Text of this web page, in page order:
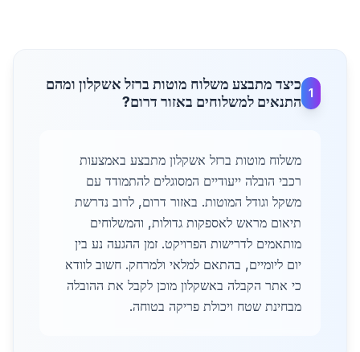
1
כיצד מתבצע משלוח מוטות ברזל אשקלון ומהם
התנאים למשלוחים באזור דרום?
משלוח מוטות ברזל אשקלון מתבצע באמצעות
רכבי הובלה ייעודיים המסוגלים להתמודד עם
משקל וגודל המוטות. באזור דרום, לרוב נדרשת
תיאום מראש לאספקות גדולות, והמשלוחים
מותאמים לדרישות הפרויקט. זמן ההגעה נע בין
יום ליומיים, בהתאם למלאי ולמרחק. חשוב לוודא
כי אתר הקבלה באשקלון מוכן לקבל את ההובלה
מבחינת שטח ויכולת פריקה בטוחה.